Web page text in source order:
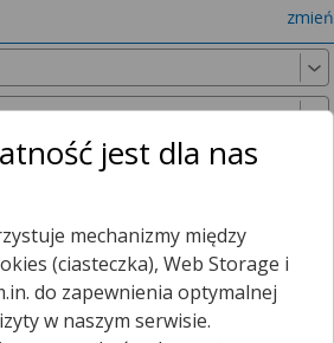
zmień
lekarzy w promieniu25 km , dlatego
do
50 km
jest dla nas
mechanizmy między
(ciasteczka), Web Storage i
do zapewnienia optymalnej
w naszym serwisie.